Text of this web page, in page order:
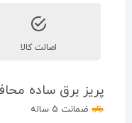
اصالت کالا
پریز برق ساده
ضمانت ۵ ساله